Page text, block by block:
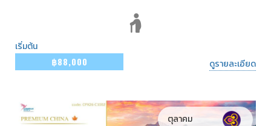
เริ่มต้น
฿88,000
ดูรายละเอียด
ตุลาคม